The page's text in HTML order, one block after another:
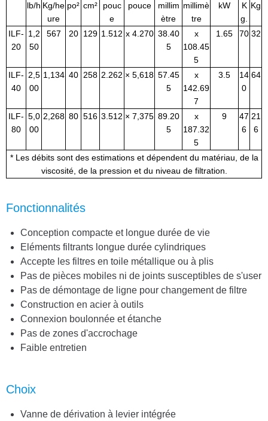
lb/h Kg/he
ure
po² cm²
pouc
e
pouce
millim
ètre
millimè
tre
kW
K
g.
Kg
ILF-
20
1,2
50
567 20 129 1.512 x 4.270 38.40
5
x
108.45
5
1.65 70 32
ILF-
40
2,5
00
1,134 40 258 2.262 × 5,618 57.45
5
x
142.69
7
3.5
14
0
64
ILF-
80
5,0
00
2,268 80 516 3.512 × 7,375 89.20
5
x
187.32
5
9
47
6
21
6
* Les débits sont des estimations et dépendent du matériau, de la
viscosité, de la pression et du niveau de filtration.
Fonctionnalités
Conception compacte et longue durée de vie
Eléments filtrants longue durée cylindriques
Accepte les filtres en toile métallique ou à plis
Pas de pièces mobiles ni de joints susceptibles de s'user
Pas de démontage de ligne pour changement de filtre
Construction en acier à outils
Connexion boulonnée et étanche
Pas de zones d'accrochage
Faible entretien
Choix
Vanne de dérivation à levier intégrée